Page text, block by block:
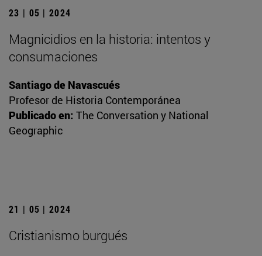
23 | 05 | 2024
Magnicidios en la historia: intentos y
consumaciones
Santiago de Navascués
Profesor de Historia Contemporánea
Publicado en: The Conversation y National
Geographic
21 | 05 | 2024
Cristianismo burgués